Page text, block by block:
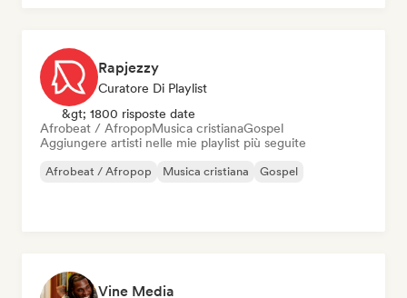
Rapjezzy
Curatore Di Playlist
&gt; 1800 risposte date
Afrobeat / AfropopMusica cristianaGospel
Aggiungere artisti nelle mie playlist più seguite
Afrobeat / Afropop Musica cristiana Gospel
Vine Media